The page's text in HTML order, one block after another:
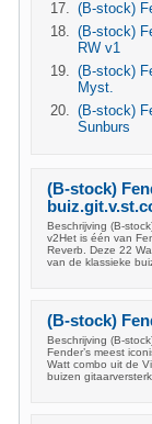
(B-stock)
(B-stock)
RW v1
(B-stock)
Myst.
(B-stock)
Sunburs
(B-stock)
Beschrijving (B-
v2Het is één van
Reverb. Deze 22
van de klassieke
(B-stock)
Beschrijving (B-
Fender’s meest
Watt combo uit de
buizen